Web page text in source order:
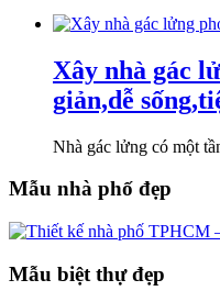
Xây nhà gác
giản,dễ
Nhà gác lửng có một
Mẫu nhà phố đẹp
Mẫu biệt thự đẹp